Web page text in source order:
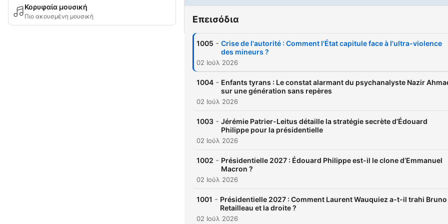
Κορυφαία μουσική
Πιο ακουσμένη μουσική Επεισόδια
1005 - Crise de l'autorité : Comment l'État capitule face à l'ultra-violence
des mineurs ?
02 Ιούλ 2026
1004 - Enfants tyrans : Le constat alarmant du psychanalyste Nazir
sur une génération sans repères
02 Ιούλ 2026
1003 - Jérémie Patrier-Leitus détaille la stratégie secrète d’Édouard
Philippe pour la présidentielle
02 Ιούλ 2026
1002 - Présidentielle 2027 : Édouard Philippe est-il le clone d’Emmanuel
Macron ?
02 Ιούλ 2026
1001 - Présidentielle 2027 : Comment Laurent Wauquiez a-t-il trahi Bruno
Retailleau et la droite ?
02 Ιούλ 2026